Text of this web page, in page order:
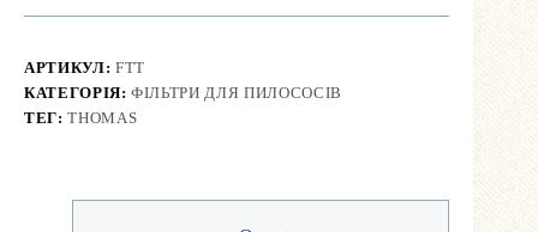
Thomas
АРТИКУЛ: FTT
КАТЕГОРІЯ:ФІЛЬТРИ ДЛЯ ПИЛОСОСІВ
ТЕГ:THOMAS